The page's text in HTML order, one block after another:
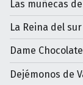
Las muñecas
La Reina del
Dame
Dejémonos de